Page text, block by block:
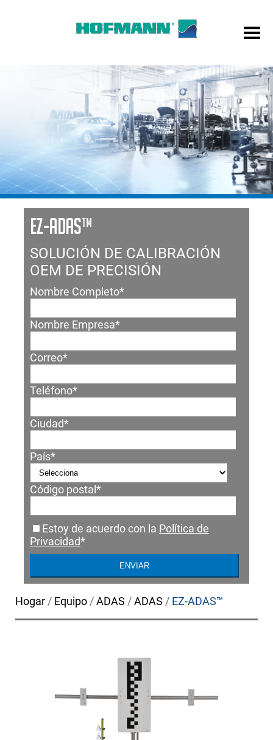
EZ-ADAS™
SOLUCIÓN DE CALIBRACIÓN
OEM DE PRECISIÓN
Nombre Completo*
Nombre Empresa*
Correo*
Teléfono*
Ciudad*
País*
Código postal *
Estoy de acuerdo con la Política de
Privacidad*
Hogar/ Equipo/ADAS /ADAS / EZ-ADAS™